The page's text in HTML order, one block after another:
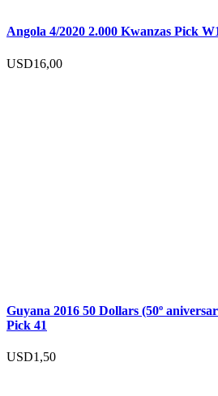
Angola 4/2020 2.000 Kwanzas Pick
USD16,00
Guyana 2016 50 Dollars (50º
Pick 41
USD1,50